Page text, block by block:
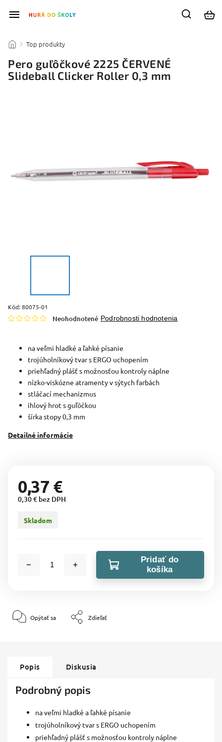
/ Top produkty
Pero guľôčkové 2225 ČERVENÉ
Slideball Clicker Roller 0,3 mm
Kód:80075-01
Neohodnotené Podrobnosti hodnotenia
na veľmi hladké a ľahké písanie
trojúholníkový tvar s ERGO uchopením
priehľadný plášť s možnosťou kontroly náplne
nízko-viskózne atramenty v sýtych farbách
stláčací mechanizmus
ihlový hrot s guľôčkou
šírka stopy 0,3 mm
Detailné informácie
0,37 €
0,30 € bez DPH
Skladom
Pridať do
košíka
Opýtať sa Zdieľať
Popis Diskusia
Podrobný popis
na veľmi hladké a ľahké písanie
trojúholníkový tvar s ERGO uchopením
priehľadný plášť s možnosťou kontroly náplne